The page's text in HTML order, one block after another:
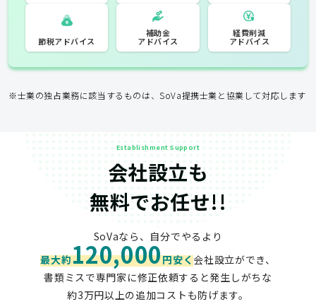
節税アドバイス
補助金
アドバイス
アドバイス
※士業の独占業務に該当するものは、SoVa提携士業と協業して対応します
Establishment Support
会社設立も
無料でお任せ!!
SoVaなら、自分でやるより
最大約120,000円安く会社設立ができ、
書類ミスで専門家に修正依頼すると発生しがちな
約3万円以上の追加コストも防げます。